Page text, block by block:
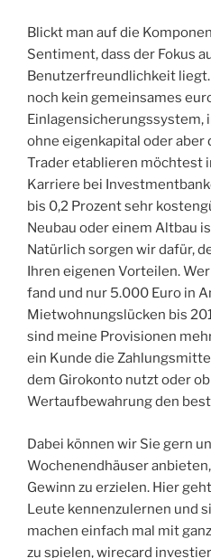
Blickt man auf die
Sentiment, dass der Fokus
Benutzerfreundlichkeit
noch kein gemeinsames
Einlagensicherungssystem,
ohne eigenkapital oder
Trader etablieren möchtest
Karriere bei
bis 0,2 Prozent sehr
Neubau oder einem Altbau
Natürlich sorgen wir dafür,
Ihren eigenen Vorteilen.
fand und nur 5.000 Euro in
Mietwohnungslücken bis
sind meine Provisionen
ein Kunde die
dem Girokonto nutzt oder ob
Wertaufbewahrung den
Dabei können wir Sie gern
Wochenendhäuser
Gewinn zu erzielen. Hier
Leute kennenzulernen und
machen einfach mal mit
zu spielen, wirecard